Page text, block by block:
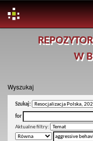
W
Wyszukaj
Szukaj:
for
Aktualne filtry: